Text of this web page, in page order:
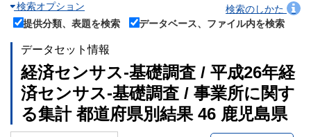
検索オプション
検索のしかた
提供分類、表題を検索
データベース、ファイル内を検索
データセット情報
経済センサス‐基礎調査 / 平成26年経
済センサス‐基礎調査 / 事業所に関す
る集計 都道府県別結果 46 鹿児島県